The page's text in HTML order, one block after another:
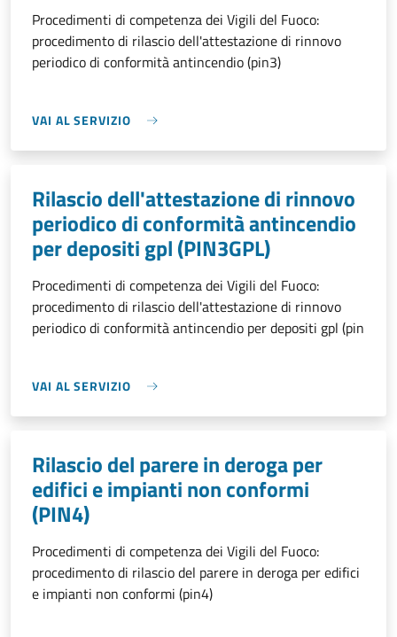
Procedimenti di competenza dei Vigili del Fuoco:
procedimento di rilascio dell'attestazione di rinnovo
periodico di conformità antincendio (pin3)
VAI AL SERVIZIO
Rilascio dell'attestazione di rinnovo
periodico di conformità antincendio
per depositi gpl (PIN3GPL)
Procedimenti di competenza dei Vigili del Fuoco:
procedimento di rilascio dell'attestazione di rinnovo
periodico di conformità antincendio per depositi gpl (pin
VAI AL SERVIZIO
Rilascio del parere in deroga per
edifici e impianti non conformi
(PIN4)
Procedimenti di competenza dei Vigili del Fuoco:
procedimento di rilascio del parere in deroga per edifici
e impianti non conformi (pin4)